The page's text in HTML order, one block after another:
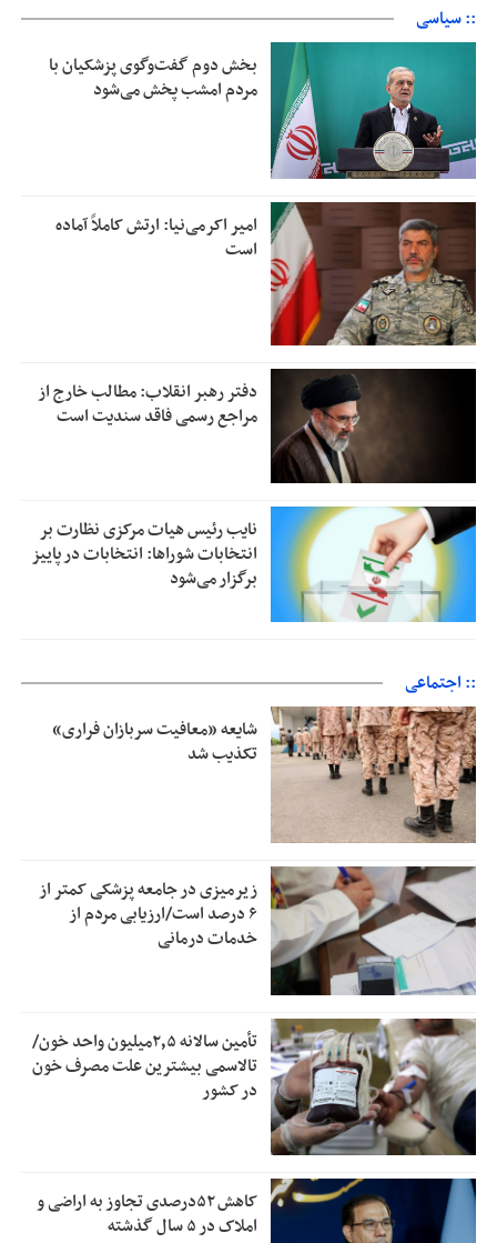
:: سیاسی
بخش دوم گفت‌وگوی پزشکیان با
مردم امشب پخش می‌شود
امیر اکرمی‌نیا: ارتش کاملاً آماده
است
دفتر رهبر انقلاب: مطالب خارج از
مراجع رسمی فاقد سندیت است
نایب رئیس هیات مرکزی نظارت بر
انتخابات شوراها: انتخابات در پاییز
برگزار می‌شود
:: اجتماعی
شایعه «معافیت سربازان فراری»
تکذیب شد
زیرمیزی در جامعه پزشکی کمتر از
۶ درصد است/ارزیابی مردم از
خدمات درمانی
تأمین سالانه ۲٫۵میلیون واحد خون/
تالاسمی بیشترین علت مصرف‌ خون
در کشور
کاهش ۵۲درصدی تجاوز به اراضی و
املاک در ۵ سال گذشته